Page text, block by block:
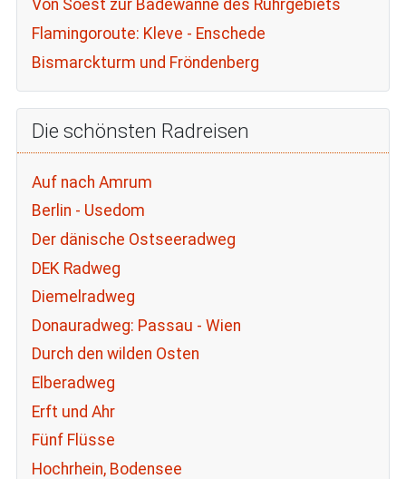
Von Soest zur Badewanne des Ruhrgebiets
Flamingoroute: Kleve - Enschede
Bismarckturm und Fröndenberg
Die schönsten Radreisen
Auf nach Amrum
Berlin - Usedom
Der dänische Ostseeradweg
DEK Radweg
Diemelradweg
Donauradweg: Passau - Wien
Durch den wilden Osten
Elberadweg
Erft und Ahr
Fünf Flüsse
Hochrhein, Bodensee